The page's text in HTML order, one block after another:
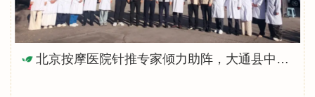
北京按摩医院针推专家倾力助阵，大通县中医院针灸适宜技术培训班成功举办